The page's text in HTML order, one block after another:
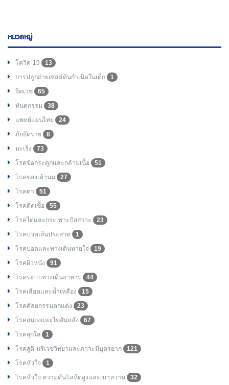
หมวดหมู่
โควิด-19
13
การปลูกถ่ายเซลล์ต้นกำเนิดในเด็ก
1
จิตเวช
65
ทันตกรรม
38
แพทย์แผนไทย
24
ภัยอัตราย
8
มะเร็ง
73
โรคข้อกระดูกและกล้ามเนื้อ
51
โรคของเต้านม
27
โรคตา
51
โรคติดเชื้อ
55
โรคไตและกระเพาะปัสสาวะ
23
โรคปวดเส้นประสาท
1
โรคปอดและทางเดินหายใจ
19
โรคผิวหนัง
91
โรคระบบทางเดินอาหาร
44
โรคเลือดและน้ำเหลือง
15
โรคศัลยกรรมตกแต่ง
23
โรคสมองและไขสันหลัง
67
โรคสุกใส
1
โรคสูติ-นรีเวชวิทยาและภาวะมีบุตรยาก
121
โรคหัวใจ
1
โรคหัวใจ ความดันโลหิตสูงและเบาหวาน
32